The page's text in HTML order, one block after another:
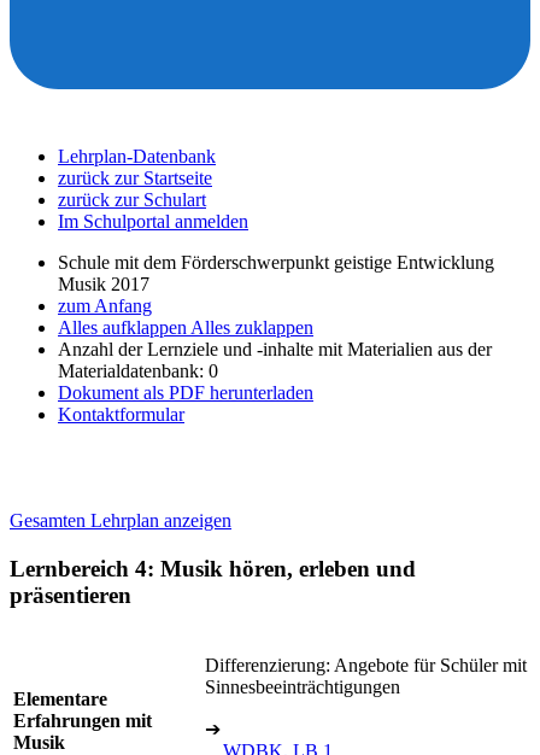
Lehrplan-Datenbank
zurück zur Startseite
zurück zur Schulart
Im Schulportal anmelden
Schule mit dem Förderschwerpunkt geistige Entwicklung
Musik 2017
zum Anfang
Alles aufklappen Alles zuklappen
Anzahl der Lernziele und -inhalte mit Materialien aus der
Materialdatenbank: 0
Dokument als PDF herunterladen
Kontaktformular
Gesamten Lehrplan anzeigen
Lernbereich 4: Musik hören, erleben und
präsentieren
Elementare
Erfahrungen mit
Musik
Differenzierung: Angebote für Schüler mit
Sinnesbeeinträchtigungen
➔
WDBK, LB 1